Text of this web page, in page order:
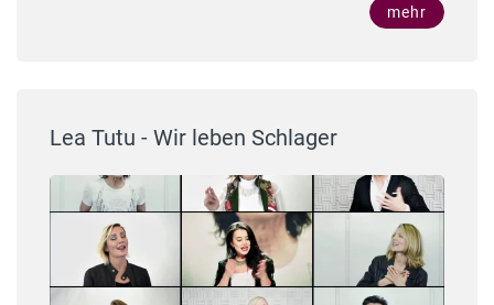
mehr
Lea Tutu - Wir leben Schlager